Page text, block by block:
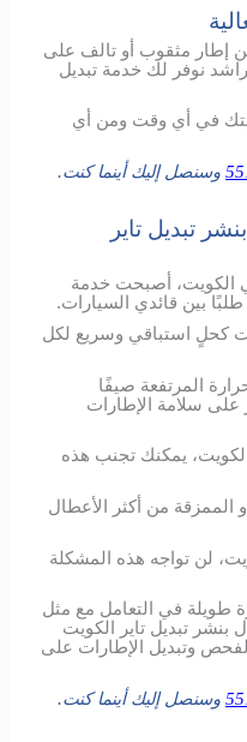
إطار مثقوب أو تالف على
نوفر لك خدمة تبديل
في أي وقت ومن أي
وسنصل إليك أينما كنت.
تبديل تاير
الكويت، أصبحت خدمة
بين قائدي السيارات.
كحلٍ استباقي وسريع لكل
المرتفعة صيفًا
على سلامة الإطارات
يمكنك تجنب هذه
الممزقة من أكثر الأعطال
لن تواجه هذه المشكلة
طويلة في التعامل مع مثل
بنشر تبديل تاير الكويت
لفحص وتبديل الإطارات على
وسنصل إليك أينما كنت.